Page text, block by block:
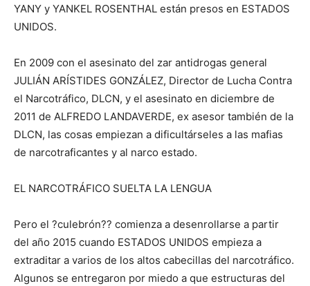
YANY y YANKEL ROSENTHAL están presos en ESTADOS
UNIDOS.
En 2009 con el asesinato del zar antidrogas general
JULIÁN ARÍSTIDES GONZÁLEZ, Director de Lucha Contra
el Narcotráfico, DLCN, y el asesinato en diciembre de
2011 de ALFREDO LANDAVERDE, ex asesor también de la
DLCN, las cosas empiezan a dificultárseles a las mafias
de narcotraficantes y al narco estado.
EL NARCOTRÁFICO SUELTA LA LENGUA
Pero el ?culebrón?? comienza a desenrollarse a partir
del año 2015 cuando ESTADOS UNIDOS empieza a
extraditar a varios de los altos cabecillas del narcotráfico.
Algunos se entregaron por miedo a que estructuras del